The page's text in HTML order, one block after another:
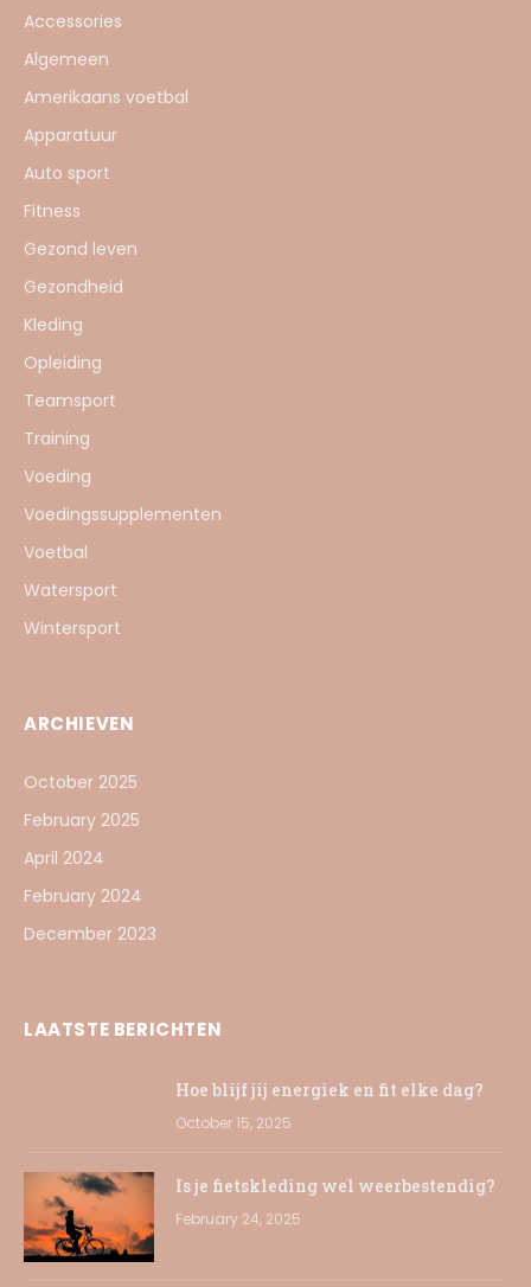
Accessories
Algemeen
Amerikaans voetbal
Apparatuur
Auto sport
Fitness
Gezond leven
Gezondheid
Kleding
Opleiding
Teamsport
Training
Voeding
Voedingssupplementen
Voetbal
Watersport
Wintersport
ARCHIEVEN
October 2025
February 2025
April 2024
February 2024
December 2023
LAATSTE BERICHTEN
Hoe blijf jij energiek en fit elke dag?
October 15, 2025
Is je fietskleding wel weerbestendig?
February 24, 2025